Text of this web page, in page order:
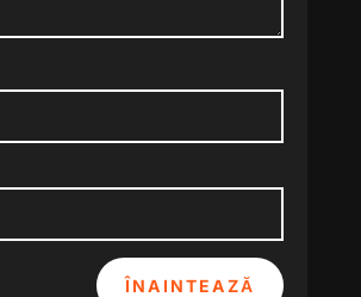
ÎNAINTEAZĂ